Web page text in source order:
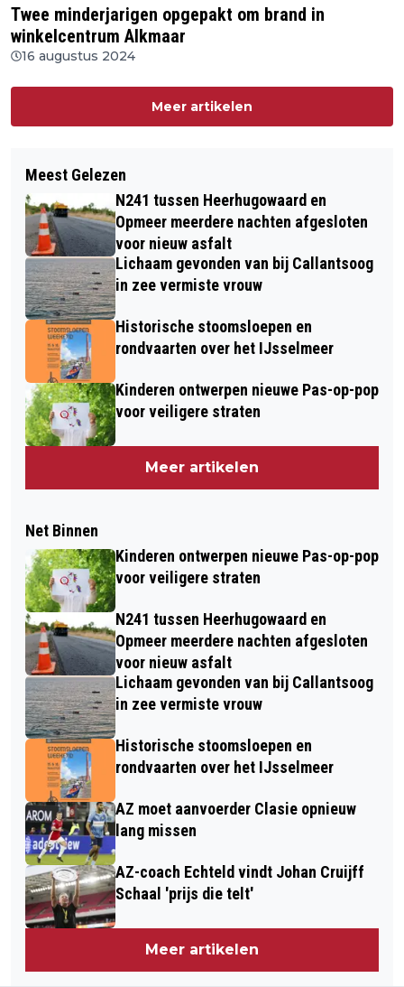
Twee minderjarigen opgepakt om brand in
winkelcentrum Alkmaar
16 augustus 2024
Meer artikelen
Meest Gelezen
N241 tussen Heerhugowaard en
Opmeer meerdere nachten afgesloten
voor nieuw asfalt
Lichaam gevonden van bij Callantsoog
in zee vermiste vrouw
Historische stoomsloepen en
rondvaarten over het IJsselmeer
Kinderen ontwerpen nieuwe Pas-op-pop
voor veiligere straten
Meer artikelen
Net Binnen
Kinderen ontwerpen nieuwe Pas-op-pop
voor veiligere straten
N241 tussen Heerhugowaard en
Opmeer meerdere nachten afgesloten
voor nieuw asfalt
Lichaam gevonden van bij Callantsoog
in zee vermiste vrouw
Historische stoomsloepen en
rondvaarten over het IJsselmeer
AZ moet aanvoerder Clasie opnieuw
lang missen
AZ-coach Echteld vindt Johan Cruijff
Schaal 'prijs die telt'
Meer artikelen